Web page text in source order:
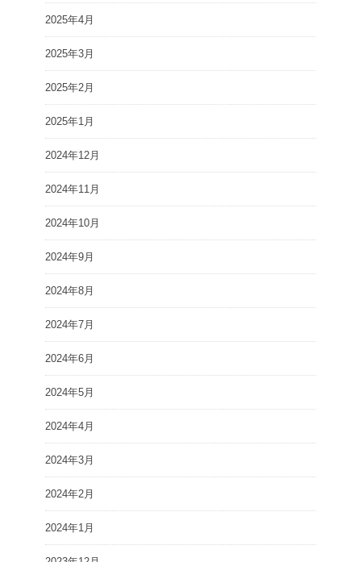
2025年4月
2025年3月
2025年2月
2025年1月
2024年12月
2024年11月
2024年10月
2024年9月
2024年8月
2024年7月
2024年6月
2024年5月
2024年4月
2024年3月
2024年2月
2024年1月